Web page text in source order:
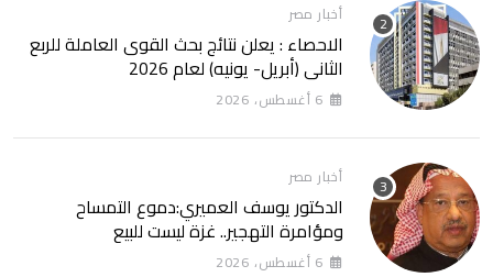
أخبار مصر
الاحصاء : يعلن نتائج بحث القوى العاملة للربع
الثانى (أبريل- يونيه) لعام 2026
6 أغسطس، 2026
أخبار مصر
الدكتور يوسف العميري:دموع التمساح
ومؤامرة التهجير.. غزة ليست للبيع
6 أغسطس، 2026